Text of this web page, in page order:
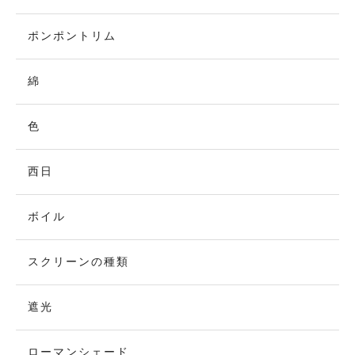
ポンポントリム
綿
色
西日
ボイル
スクリーンの種類
遮光
ローマンシェード